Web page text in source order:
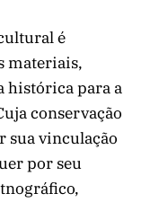
é
materiais,
histórica para a
conservação
sua vinculação
por seu